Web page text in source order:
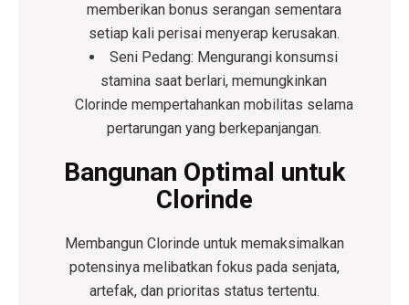
memberikan bonus serangan sementara
setiap kali perisai menyerap kerusakan.
Seni Pedang: Mengurangi konsumsi
stamina saat berlari, memungkinkan
Clorinde mempertahankan mobilitas selama
pertarungan yang berkepanjangan.
Bangunan Optimal untuk
Clorinde
Membangun Clorinde untuk memaksimalkan
potensinya melibatkan fokus pada senjata,
artefak, dan prioritas status tertentu.